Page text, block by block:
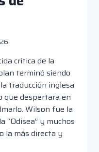
crítica de la
terminó siendo
traducción inglesa
que despertara en
Wilson fue la
“Odisea” y muchos
la más directa y